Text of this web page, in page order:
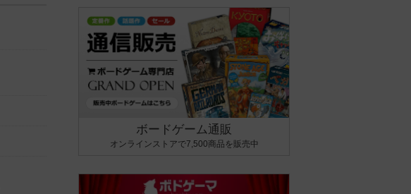
ボードゲーム通販
オンラインストアで7,500商品を販売中